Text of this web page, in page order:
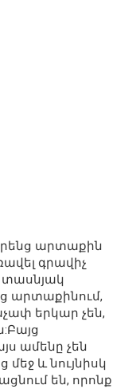
արտաքին
գրավիչ
տասնյակ
արտաքինում,
երկար չեն,
ամենը չեն
և նույնիսկ
են, որոնք